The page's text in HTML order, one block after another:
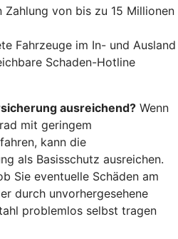
Zahlung von bis zu 15 Millionen
Fahrzeuge im In- und Ausland
Schaden-Hotline
ausreichend? Wenn
mit geringem
kann die
als Basisschutz ausreichen.
Sie eventuelle Schäden am
durch unvorhergesehene
problemlos selbst tragen